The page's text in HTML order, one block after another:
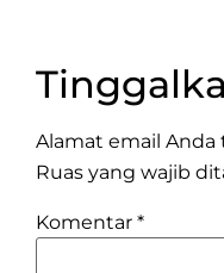
Alamat email
Ruas yang wajib
Komentar *